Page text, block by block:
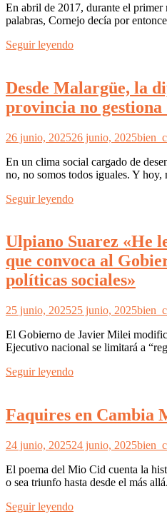
En abril de 2017, durante el
palabras, Cornejo decía por
Seguir leyendo
Desde Malargüe, la
provincia no
26 junio, 202526 junio, 2025
En un clima social cargado de
no, no somos todos iguales. Y
Seguir leyendo
Ulpiano Suarez «He
que convoca al
políticas sociales»
25 junio, 202525 junio, 2025
El Gobierno de Javier Milei
Ejecutivo nacional se limitará a
Seguir leyendo
Faquires en Cambia
24 junio, 202524 junio, 2025
El poema del Mio Cid cuenta la
o sea triunfo hasta desde el más
Seguir leyendo